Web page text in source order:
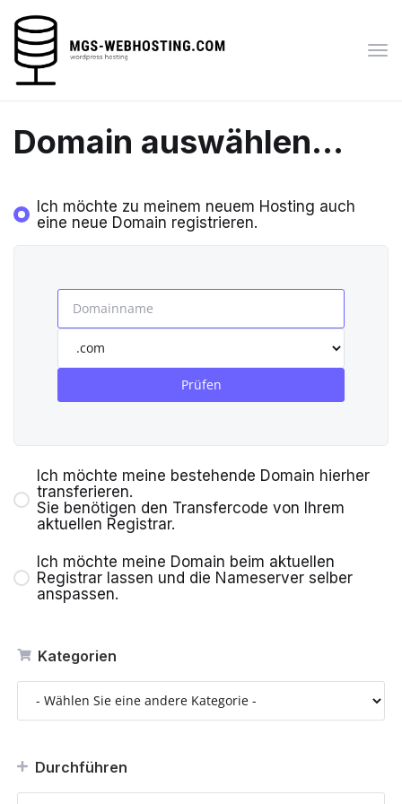
Domain auswählen...
Kategorien
Durchführen
Ich möchte zu meinem neuem Hosting auch
eine neue Domain registrieren.
Prüfen
Ich möchte meine bestehende Domain hierher
transferieren.
Sie benötigen den Transfercode von Ihrem
aktuellen Registrar.
Ich möchte meine Domain beim aktuellen
Registrar lassen und die Nameserver selber
anspassen.